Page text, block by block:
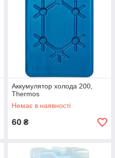
Аккумулятор холода 200,
Thermos
Немає в наявності
60 ₴